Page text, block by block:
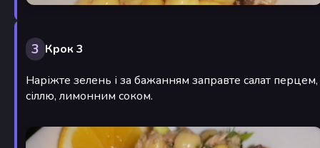
3 Крок 3
Наріжте зелень і за бажанням заправте салат перцем,
сіллю, лимонним соком.